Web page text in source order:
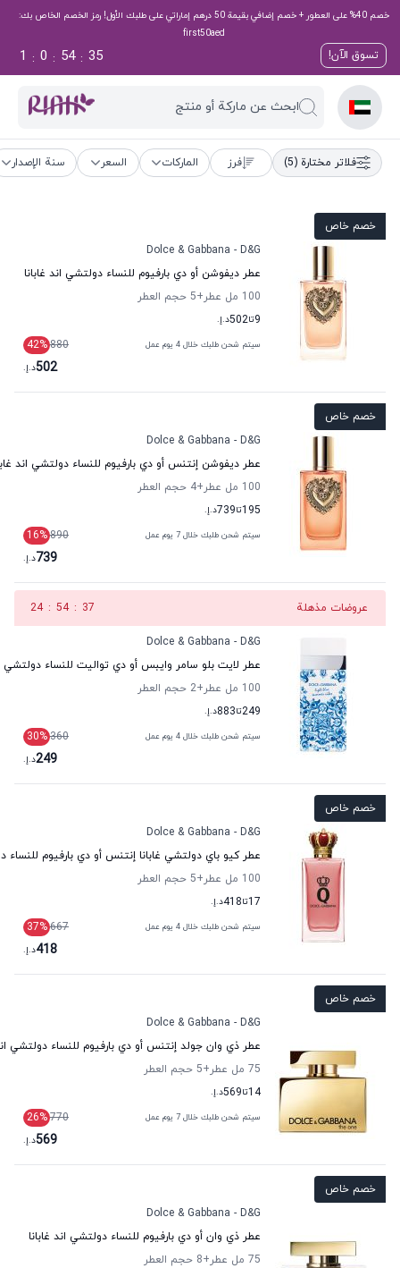
خصم 40% على العطور + خصم إضافي بقيمة 50 درهم إماراتي على طلبك الأول! رمز الخصم الخاص بك:
first50aed
تسوق الآن! 34
:
54
:
0
:
1
ابحث عن ماركة أو منتج
فلاتر مختارة (5) فرز الماركات السعر سنة الإصدار
خصم خاص
Dolce & Gabbana - D&G
عطر ديفوشن أو دي بارفيوم للنساء دولتشي اند غابانا
100 مل عطر
+5
حجم العطر
9تا502د.إ.
سيتم شحن طلبك خلال 4 يوم عمل 880
42%
502د.إ.
خصم خاص
Dolce & Gabbana - D&G
عطر ديفوشن إنتنس أو دي بارفيوم للنساء دولتشي اند
100 مل عطر
+4
حجم العطر
195تا739د.إ.
سيتم شحن طلبك خلال 7 يوم عمل 890
16%
739د.إ.
عروضات مذهلة 36
:
54
:
24
Dolce & Gabbana - D&G
عطر لايت بلو سامر وايبس أو دي تواليت للنساء دولتشي
100 مل عطر
+2
حجم العطر
249تا883د.إ.
سيتم شحن طلبك خلال 4 يوم عمل 360
30%
249د.إ.
خصم خاص
Dolce & Gabbana - D&G
عطر كيو باي دولتشي غابانا إنتنس أو دي بارفيوم للنساء
100 مل عطر
+5
حجم العطر
17تا418د.إ.
سيتم شحن طلبك خلال 4 يوم عمل 667
37%
418د.إ.
خصم خاص
Dolce & Gabbana - D&G
عطر ذي وان جولد إنتنس أو دي بارفيوم للنساء دولتشي اند
75 مل عطر
+5
حجم العطر
14تا569د.إ.
سيتم شحن طلبك خلال 7 يوم عمل 770
26%
569د.إ.
خصم خاص
Dolce & Gabbana - D&G
عطر ذي وان أو دي بارفيوم للنساء دولتشي اند غابانا
75 مل عطر
+8
حجم العطر